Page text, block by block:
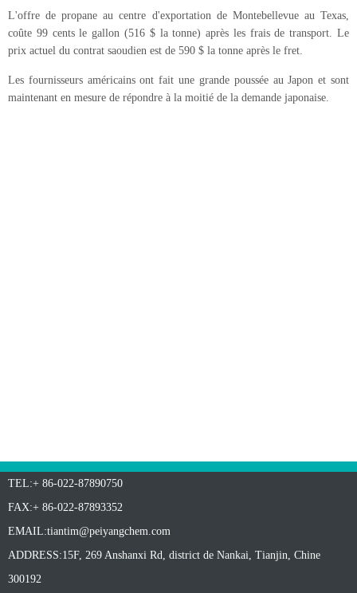
L'offre de propane au centre d'exportation de Montebellevue au Texas,
coûte 99 cents le gallon (516 $ la tonne) après les frais de transport. Le
prix actuel du contrat saoudien est de 590 $ la tonne après le fret.
Les fournisseurs américains ont fait une grande poussée au Japon et sont
maintenant en mesure de répondre à la moitié de la demande japonaise.
TEL:+ 86-022-87890750
FAX:+ 86-022-87893352
EMAIL:tiantim@peiyangchem.com
ADDRESS:15F, 269 Anshanxi Rd, district de Nankai, Tianjin, Chine
300192